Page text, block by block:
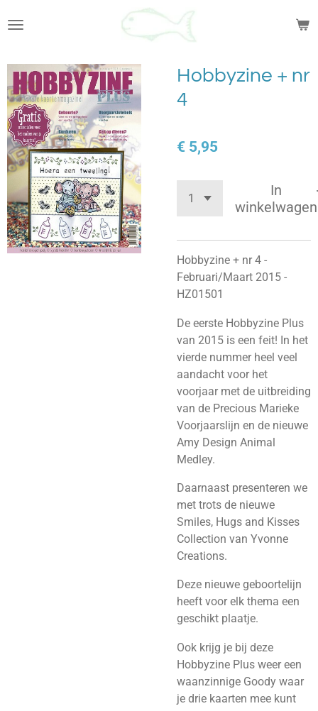
direct
de
hoofdinhoud
Hobbyzine + nr
4
€ 5,95
In
winkelwagen
Hobbyzine + nr 4 -
Februari/Maart 2015 -
HZ01501
De eerste Hobbyzine Plus
van 2015 is een feit! In het
vierde nummer heel veel
aandacht voor het
voorjaar met de uitbreiding
van de Precious Marieke
Voorjaarslijn en de nieuwe
Amy Design Animal
Medley.
Daarnaast presenteren we
met trots de nieuwe
Smiles, Hugs and Kisses
Collection van Yvonne
Creations.
Deze nieuwe geboortelijn
heeft voor elk thema een
geschikt plaatje.
Ook krijg je bij deze
Hobbyzine Plus weer een
waanzinnige Goody waar
je drie kaarten mee kunt